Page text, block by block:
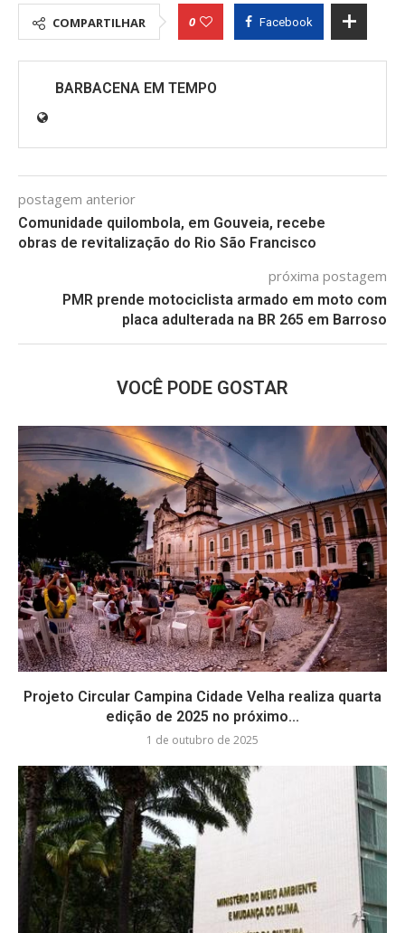
COMPARTILHAR 0 Facebook
BARBACENA EM TEMPO
postagem anterior
Comunidade quilombola, em Gouveia, recebe
obras de revitalização do Rio São Francisco
próxima postagem
PMR prende motociclista armado em moto com
placa adulterada na BR 265 em Barroso
VOCÊ PODE GOSTAR
Projeto Circular Campina Cidade Velha realiza quarta
edição de 2025 no próximo...
1 de outubro de 2025